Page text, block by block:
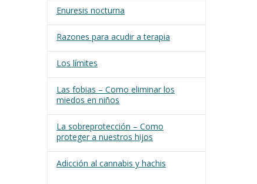
Enuresis nocturna
Razones para acudir a terapia
Los límites
Las fobias – Como eliminar los
miedos en niños
La sobreprotección – Como
proteger a nuestros hijos
Adicción al cannabis y hachis